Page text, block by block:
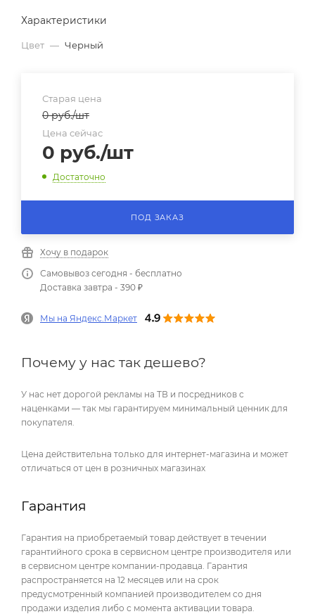
Характеристики
Цвет — Черный
Старая цена
0руб./шт
Цена сейчас
0 руб./шт
Достаточно
ПОД ЗАКАЗ
Хочу в подарок
Самовывоз сегодня - бесплатно
Доставка завтра - 390 ₽
Мы на Яндекс.Маркет
Почему у нас так дешево?
У нас нет дорогой рекламы на ТВ и посредников с
наценками — так мы гарантируем минимальный ценник для
покупателя.
Цена действительна только для интернет-магазина и может
отличаться от цен в розничных магазинах
Гарантия
Гарантия на приобретаемый товар действует в течении
гарантийного срока в сервисном центре производителя или
в сервисном центре компании-продавца. Гарантия
распространяется на 12 месяцев или на срок
предусмотренный компанией производителем со дня
продажи изделия либо с момента активации товара.